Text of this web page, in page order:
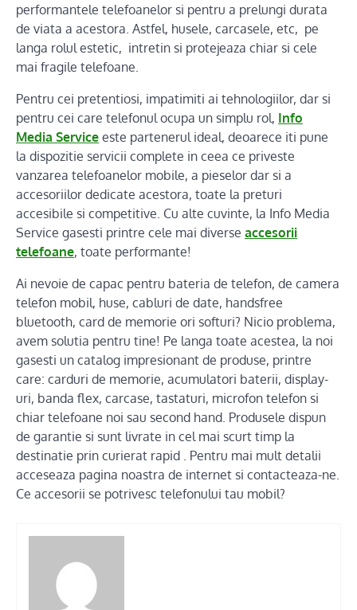
performantele telefoanelor si pentru a prelungi durata
de viata a acestora. Astfel, husele, carcasele, etc, pe
langa rolul estetic, intretin si protejeaza chiar si cele
mai fragile telefoane.
Pentru cei pretentiosi, impatimiti ai tehnologiilor, dar si
pentru cei care telefonul ocupa un simplu rol, Info
Media Service este partenerul ideal, deoarece iti pune
la dispozitie servicii complete in ceea ce priveste
vanzarea telefoanelor mobile, a pieselor dar si a
accesoriilor dedicate acestora, toate la preturi
accesibile si competitive. Cu alte cuvinte, la Info Media
Service gasesti printre cele mai diverse accesorii
telefoane, toate performante!
Ai nevoie de capac pentru bateria de telefon, de camera
telefon mobil, huse, cabluri de date, handsfree
bluetooth, card de memorie ori softuri? Nicio problema,
avem solutia pentru tine! Pe langa toate acestea, la noi
gasesti un catalog impresionant de produse, printre
care: carduri de memorie, acumulatori baterii, display-
uri, banda flex, carcase, tastaturi, microfon telefon si
chiar telefoane noi sau second hand. Produsele dispun
de garantie si sunt livrate in cel mai scurt timp la
destinatie prin curierat rapid . Pentru mai mult detalii
acceseaza pagina noastra de internet si contacteaza-ne.
Ce accesorii se potrivesc telefonului tau mobil?